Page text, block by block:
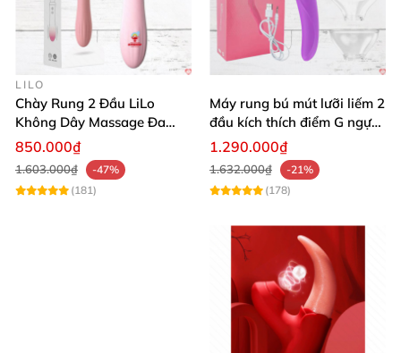
LILO
Chày Rung 2 Đầu LiLo
Không Dây Massage Đa
Năng Toả Nhiệt
850.000₫
1.603.000₫
-47%
(181)
Máy rung bú mút lưỡi liếm 2
đầu kích thích điểm G ngực
âm đạo
1.290.000₫
1.632.000₫
-21%
(178)